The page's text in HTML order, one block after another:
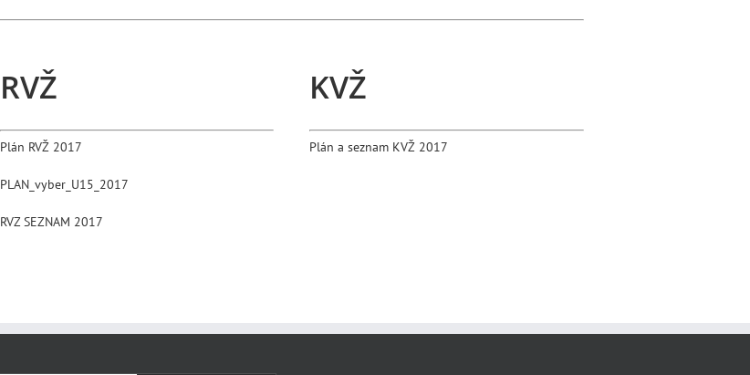
RVŽ
Plán RVŽ 2017
PLAN_vyber_U15_2017
RVZ SEZNAM 2017
KVŽ
Plán a seznam KVŽ 2017